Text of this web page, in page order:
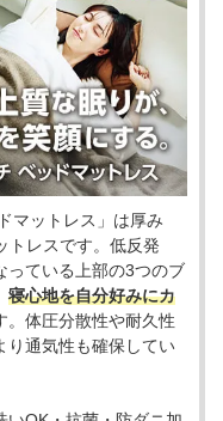
マットレス」は厚み
トレスです。低反発
っている上部の3つのブ
寝心地を自分好みにカ
。体圧分散性や耐久性
り通気性も確保してい